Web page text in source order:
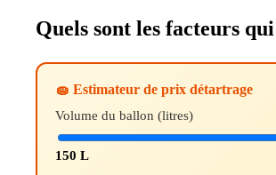
Quels sont les facteurs
🧽 Estimateur de prix détartrage
Volume du ballon (litres)
150 L